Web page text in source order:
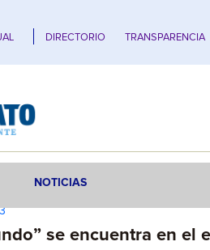
DIRECTORIO TRANSPARENCIA
NOTICIAS
se encuentra en el